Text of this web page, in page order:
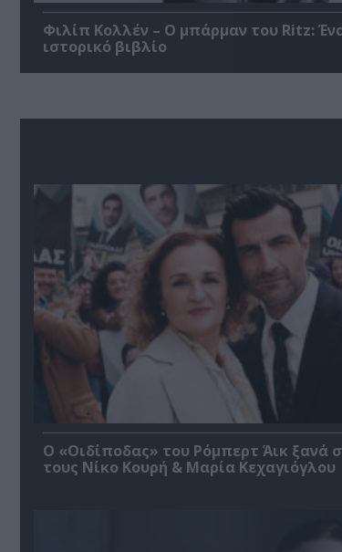
Φιλίπ Κολλέν – Ο μπάρμαν του Ritz:
ιστορικό βιβλίο
O «Οιδίποδας» του Ρόμπερτ Άικ ξανά
τους Νίκο Κουρή & Μαρία Κεχαγιόγλου